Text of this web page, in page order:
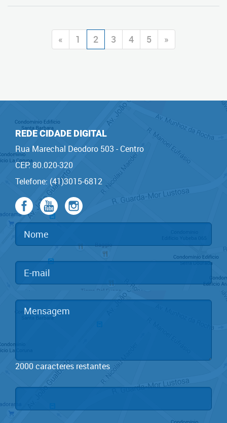
« 1 2 3 4 5 »
REDE CIDADE DIGITAL
Rua Marechal Deodoro 503 - Centro
CEP: 80.020-320
Telefone: (41)3015-6812
2000caracteres restantes